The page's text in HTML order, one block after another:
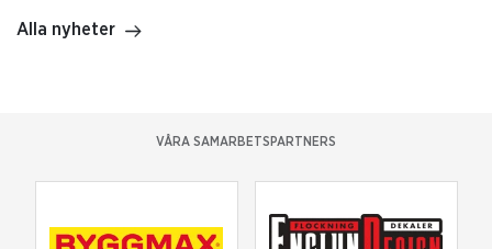
Alla nyheter
VÅRA SAMARBETSPARTNERS